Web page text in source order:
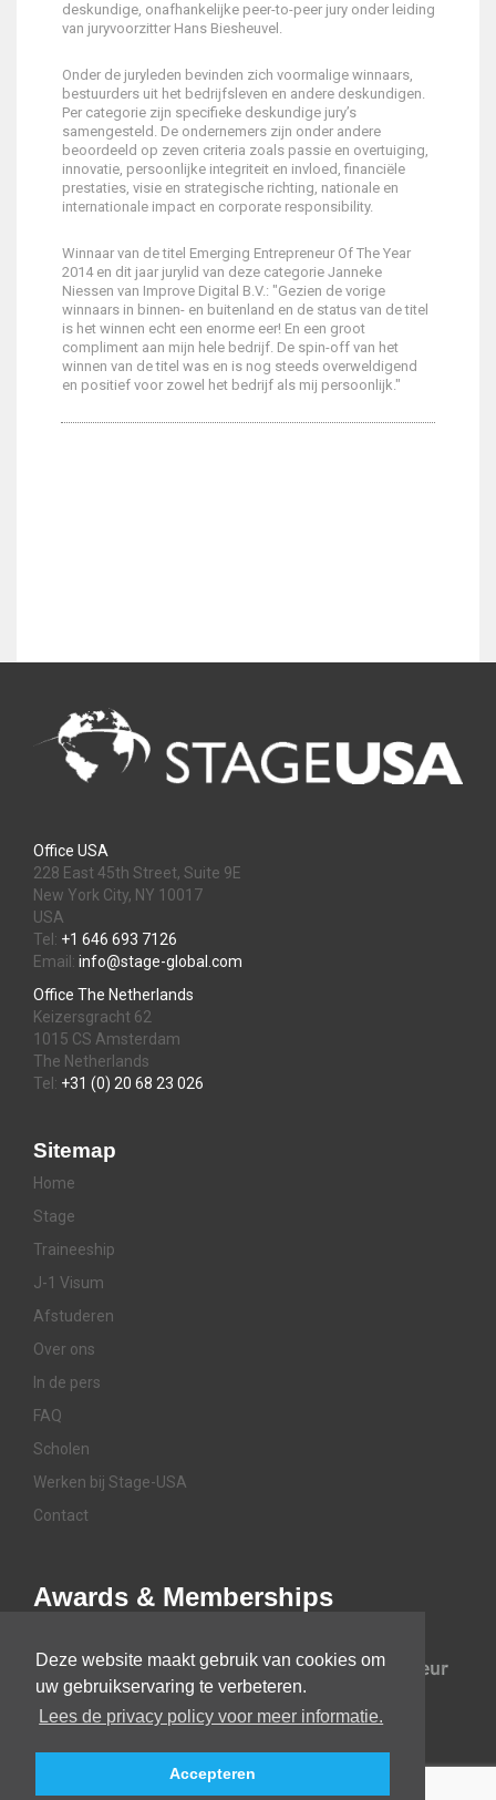
Deze website maakt gebruik van cookies om
uw gebruikservaring te verbeteren.
Lees de privacy policy voor meer informatie.
Accepteren
deskundige, onafhankelijke peer-to-peer jury onder leiding
van juryvoorzitter Hans Biesheuvel.
Onder de juryleden bevinden zich voormalige winnaars,
bestuurders uit het bedrijfsleven en andere deskundigen.
Per categorie zijn specifieke deskundige jury’s
samengesteld. De ondernemers zijn onder andere
beoordeeld op zeven criteria zoals passie en overtuiging,
innovatie, persoonlijke integriteit en invloed, financiële
prestaties, visie en strategische richting, nationale en
internationale impact en corporate responsibility.
Winnaar van de titel Emerging Entrepreneur Of The Year
2014 en dit jaar jurylid van deze categorie Janneke
Niessen van Improve Digital B.V.: "Gezien de vorige
winnaars in binnen- en buitenland en de status van de titel
is het winnen echt een enorme eer! En een groot
compliment aan mijn hele bedrijf. De spin-off van het
winnen van de titel was en is nog steeds overweldigend
en positief voor zowel het bedrijf als mij persoonlijk."
Office USA
228 East 45th Street, Suite 9E
New York City, NY 10017
USA
Tel: +1 646 693 7126
Email: info@stage-global.com
Office The Netherlands
Keizersgracht 62
1015 CS Amsterdam
The Netherlands
Tel: +31 (0) 20 68 23 026
Sitemap
Home
Stage
Traineeship
J-1 Visum
Afstuderen
Over ons
In de pers
FAQ
Scholen
Werken bij Stage-USA
Contact
Awards & Memberships